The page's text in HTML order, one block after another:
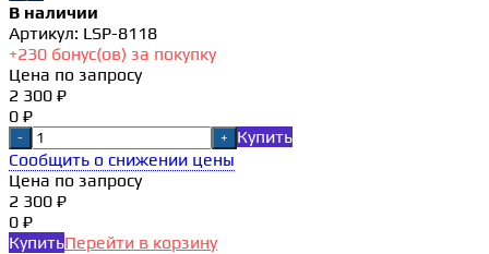
В наличии
Артикул: LSP-8118
+230 бонус(ов) за покупку
Цена по запросу
2 300 ₽
0 ₽
- +
Купить
Сообщить о снижении цены
Цена по запросу
2 300 ₽
0 ₽
КупитьПерейти в корзину